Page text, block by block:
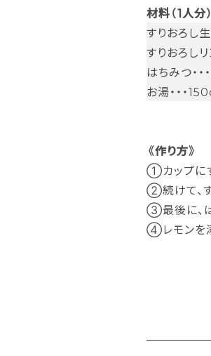
材料（1人分）
すりおろし生
すりおろしリ
はちみつ・・
お湯・・・
《作り方》
①カップに
②続けて、す
③最後に、
④レモンを